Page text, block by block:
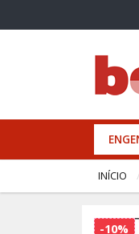
INÍCIO
-10%